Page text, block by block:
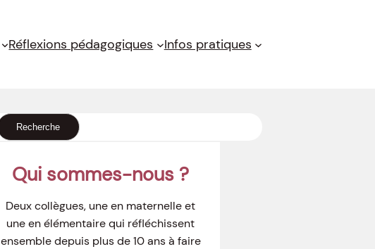
Réflexions pédagogiques Infos pratiques
Recherche
Qui sommes-nous ?
Deux collègues, une en maternelle et
une en élémentaire qui réfléchissent
ensemble depuis plus de 10 ans à faire